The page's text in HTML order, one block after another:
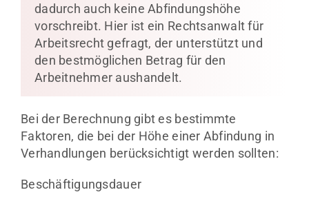
dadurch auch keine Abfindungshöhe
vorschreibt. Hier ist ein Rechtsanwalt für
Arbeitsrecht gefragt, der unterstützt und
den bestmöglichen Betrag für den
Arbeitnehmer aushandelt.
Bei der Berechnung gibt es bestimmte
Faktoren, die bei der Höhe einer Abfindung in
Verhandlungen berücksichtigt werden sollten:
Beschäftigungsdauer